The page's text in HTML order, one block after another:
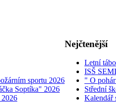
sportu 2026
Soptíka" 2026
2026
Nejčtenější
Letní
ISŠ
" O
Střední
Kalendář